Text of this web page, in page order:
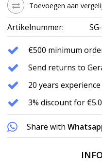
Toevoegen aan
Artikelnummer:
€500 minimum
Send returns to
20 years
3% discount for
Share with